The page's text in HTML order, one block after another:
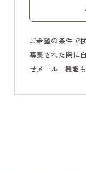
ご希望の条件で
募集された際に
せメール」機能